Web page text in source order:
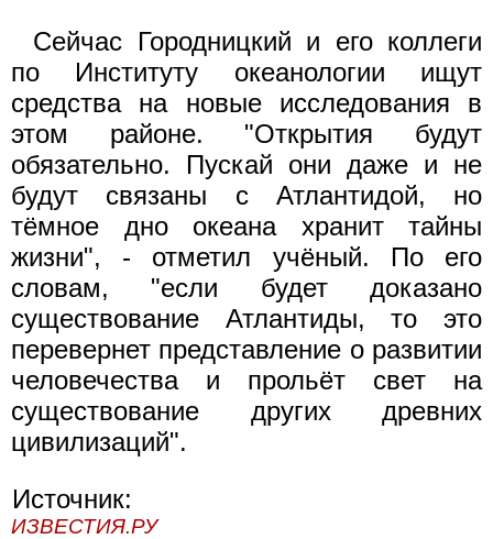
Сейчас Городницкий и его коллеги
по Институту океанологии ищут
средства на новые исследования в
этом районе. "Открытия будут
обязательно. Пускай они даже и не
будут связаны с Атлантидой, но
тёмное дно океана хранит тайны
жизни", - отметил учёный. По его
словам, "если будет доказано
существование Атлантиды, то это
перевернет представление о развитии
человечества и прольёт свет на
существование других древних
цивилизаций".
Источник:
ИЗВЕСТИЯ.РУ